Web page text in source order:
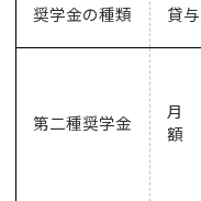
奨学金の種類 貸
第二種奨学金
月
額